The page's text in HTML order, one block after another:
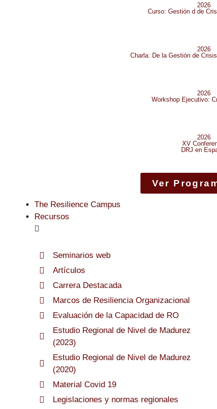
2026
Curso: Gestión d de
2026
Charla: De la Gestión de
2026
Workshop Ejecutivo:
2026
XV
DRJ en
Ver
The Resilience Campus
Recursos
Seminarios web
Artículos
Carrera Destacada
Marcos de Resiliencia Organizacional
Evaluación de la Capacidad de RO
Estudio Regional de Nivel de Madurez
(2023)
Estudio Regional de Nivel de Madurez
(2020)
Material Covid 19
Legislaciones y normas regionales